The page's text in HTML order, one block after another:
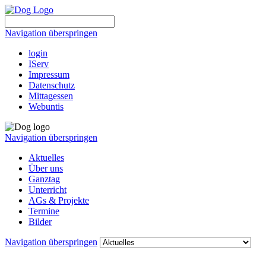
Navigation überspringen
login
IServ
Impressum
Datenschutz
Mittagessen
Webuntis
Navigation überspringen
Aktuelles
Über uns
Ganztag
Unterricht
AGs & Projekte
Termine
Bilder
Navigation überspringen